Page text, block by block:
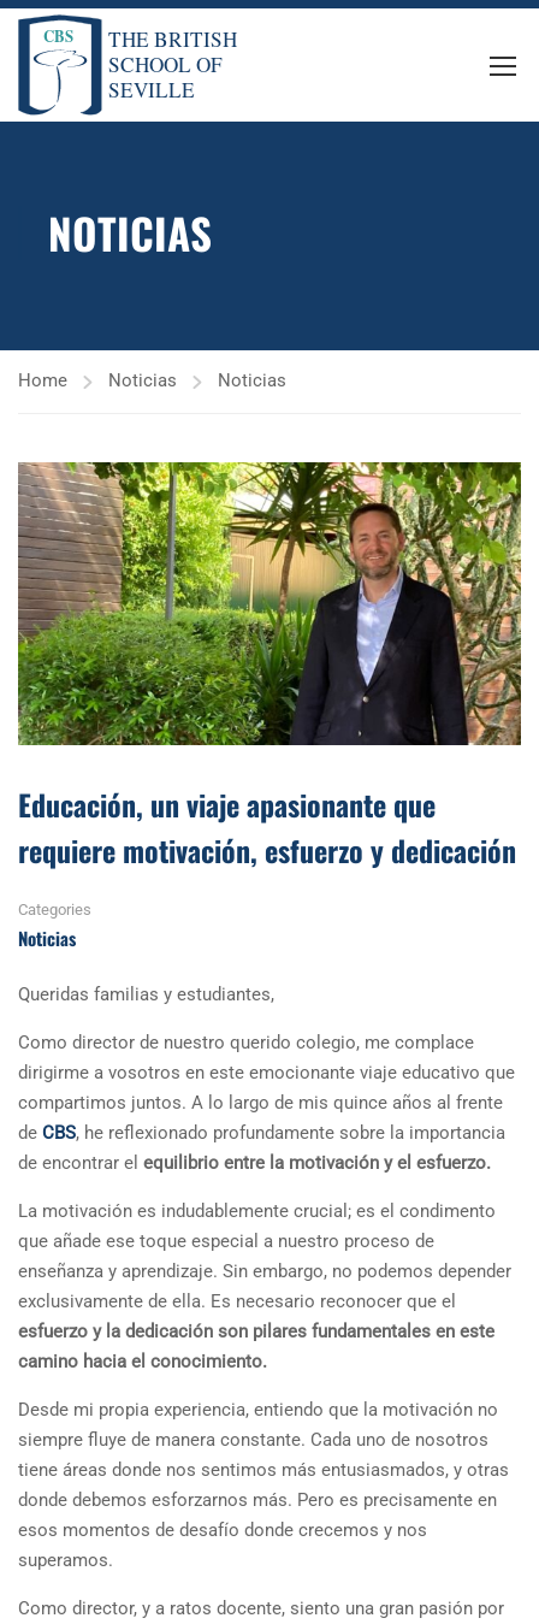
NOTICIAS
Home Noticias Noticias
Educación, un viaje apasionante que
requiere motivación, esfuerzo y dedicación
Categories
Noticias
Queridas familias y estudiantes,
Como director de nuestro querido colegio, me complace
dirigirme a vosotros en este emocionante viaje educativo que
compartimos juntos. A lo largo de mis quince años al frente
de CBS, he reflexionado profundamente sobre la importancia
de encontrar el equilibrio entre la motivación y el esfuerzo.
La motivación es indudablemente crucial; es el condimento
que añade ese toque especial a nuestro proceso de
enseñanza y aprendizaje. Sin embargo, no podemos depender
exclusivamente de ella. Es necesario reconocer que el
esfuerzo y la dedicación son pilares fundamentales en este
camino hacia el conocimiento.
Desde mi propia experiencia, entiendo que la motivación no
siempre fluye de manera constante. Cada uno de nosotros
tiene áreas donde nos sentimos más entusiasmados, y otras
donde debemos esforzarnos más. Pero es precisamente en
esos momentos de desafío donde crecemos y nos
superamos.
Como director, y a ratos docente, siento una gran pasión por